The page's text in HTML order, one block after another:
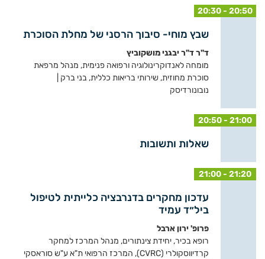
20:30 - 20:50
שבץ מוחי- סיבוך הרסני של מחלת הסוכרת
ד"ר ד"ר יבגני מושקוביץ
מומחה לאנדוקרינולוגיה ורפואה פנימית, מנהל מרפאת
סוכרת מחוזית, שירותי בריאות כללית, בני ברק |
נובונורדיסק
20:50 - 21:00
שאלות ותשובות
21:00 - 21:20
עדכון מחקרים בדנרבציה כלייתית לטיפול
ביל״ד עמיד
פרופ' ירון ארבל
רופא בכיר, יחידת צינתורים, מנהל המרכז למחקר
קרדיווסקולרי (CVRC), המרכז הרפואי ת"א ע"ש סוראסקי